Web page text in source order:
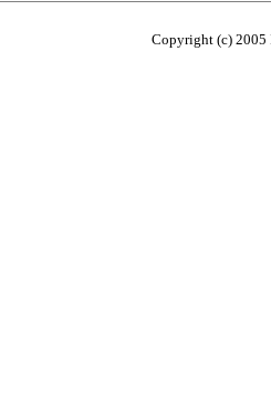
Copyright (c) 2005